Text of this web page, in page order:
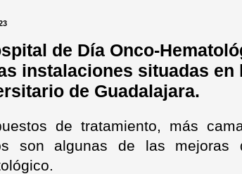
de Día Onco-
instalaciones situadas
de Guadalajara.
de tratamiento, más
son algunas de las